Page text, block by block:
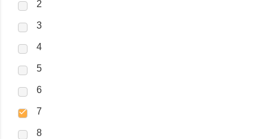
2
3
4
5
6
7
8